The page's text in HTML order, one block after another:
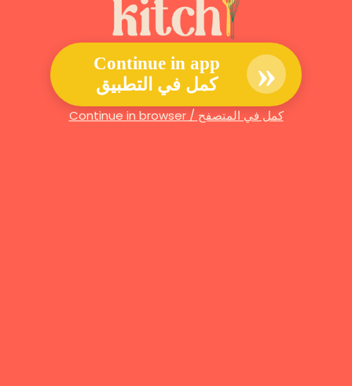
Continue in app
كمل في التطبيق
»
Continue in browser / كمل في المتصفح